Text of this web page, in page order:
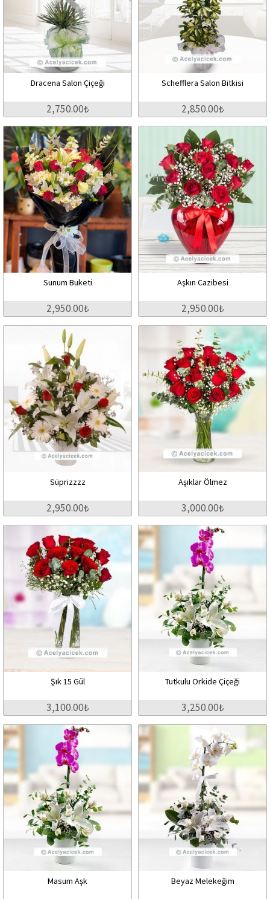
Dracena Salon Çiçeği
2,750.00₺
Schefflera Salon Bitkisi
2,850.00₺
Sunum Buketi
2,950.00₺
Aşkın Cazibesi
2,950.00₺
Süprizzzz
2,950.00₺
Aşıklar Ölmez
3,000.00₺
Şık 15 Gül
3,100.00₺
Tutkulu Orkide Çiçeği
3,250.00₺
Masum Aşk Beyaz Melekeğim